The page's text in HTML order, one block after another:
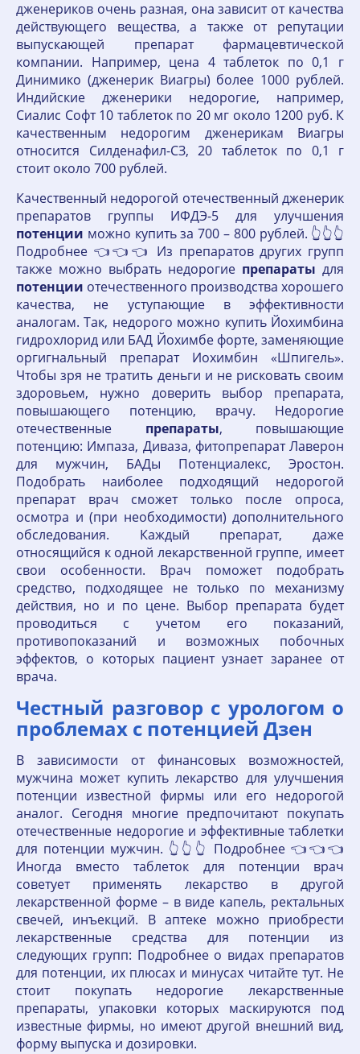
дженериков очень разная, она зависит от качества
действующего вещества, а также от репутации
выпускающей препарат фармацевтической
компании. Например, цена 4 таблеток по 0,1 г
Динимико (дженерик Виагры) более 1000 рублей.
Индийские дженерики недорогие, например,
Сиалис Софт 10 таблеток по 20 мг около 1200 руб. К
качественным недорогим дженерикам Виагры
относится Силденафил-СЗ, 20 таблеток по 0,1 г
стоит около 700 рублей.
Качественный недорогой отечественный дженерик
препаратов группы ИФДЭ-5 для улучшения
потенции можно купить за 700 – 800 рублей. 👆👆👆
Подробнее 👈👈👈 Из препаратов других групп
также можно выбрать недорогие препараты для
потенции отечественного производства хорошего
качества, не уступающие в эффективности
аналогам. Так, недорого можно купить Йохимбина
гидрохлорид или БАД Йохимбе форте, заменяющие
оргигнальный препарат Иохимбин «Шпигель».
Чтобы зря не тратить деньги и не рисковать своим
здоровьем, нужно доверить выбор препарата,
повышающего потенцию, врачу. Недорогие
отечественные препараты, повышающие
потенцию: Импаза, Диваза, фитопрепарат Лаверон
для мужчин, БАДы Потенциалекс, Эростон.
Подобрать наиболее подходящий недорогой
препарат врач сможет только после опроса,
осмотра и (при необходимости) дополнительного
обследования. Каждый препарат, даже
относящийся к одной лекарственной группе, имеет
свои особенности. Врач поможет подобрать
средство, подходящее не только по механизму
действия, но и по цене. Выбор препарата будет
проводиться с учетом его показаний,
противопоказаний и возможных побочных
эффектов, о которых пациент узнает заранее от
врача.
Честный разговор с урологом о
проблемах с потенцией Дзен
В зависимости от финансовых возможностей,
мужчина может купить лекарство для улучшения
потенции известной фирмы или его недорогой
аналог. Сегодня многие предпочитают покупать
отечественные недорогие и эффективные таблетки
для потенции мужчин. 👆👆👆 Подробнее 👈👈👈
Иногда вместо таблеток для потенции врач
советует применять лекарство в другой
лекарственной форме – в виде капель, ректальных
свечей, инъекций. В аптеке можно приобрести
лекарственные средства для потенции из
следующих групп: Подробнее о видах препаратов
для потенции, их плюсах и минусах читайте тут. Не
стоит покупать недорогие лекарственные
препараты, упаковки которых маскируются под
известные фирмы, но имеют другой внешний вид,
форму выпуска и дозировки.